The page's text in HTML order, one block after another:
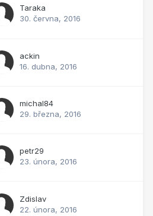
Taraka
30. června, 2016
ackin
16. dubna, 2016
michal84
29. března, 2016
petr29
23. února, 2016
Zdislav
22. února, 2016